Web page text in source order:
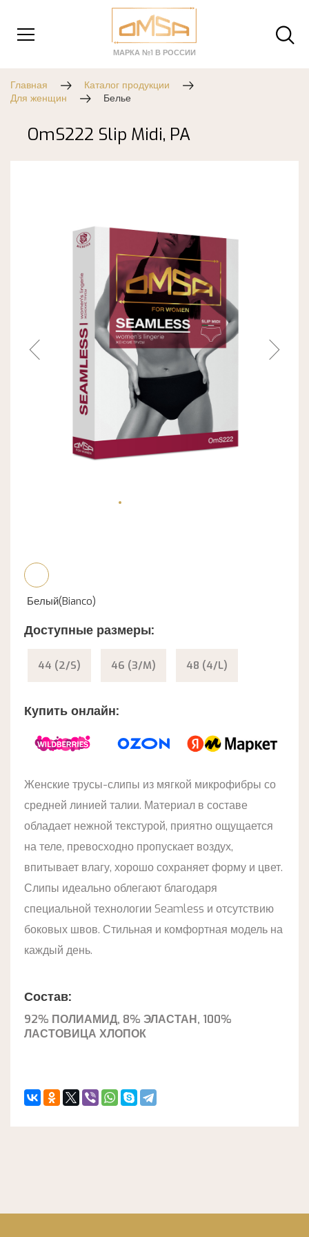
МАРКА №1 В РОССИИ
Главная
Каталог продукции
Для женщин
Белье
OmS222 Slip Midi, PA
Белый(Bianco)
Доступные размеры:
44 (2/S) 46 (3/M) 48 (4/L)
Купить онлайн:
Женские трусы-слипы из мягкой микрофибры со
средней линией талии. Материал в составе
обладает нежной текстурой, приятно ощущается
на теле, превосходно пропускает воздух,
впитывает влагу, хорошо сохраняет форму и цвет.
Слипы идеально облегают благодаря
специальной технологии Seamless и отсутствию
боковых швов. Стильная и комфортная модель на
каждый день.
Состав:
92% ПОЛИАМИД, 8% ЭЛАСТАН, 100%
ЛАСТОВИЦА ХЛОПОК